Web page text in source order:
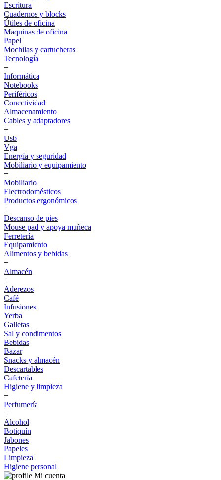
Escritura
Cuadernos y blocks
Útiles de oficina
Maquinas de oficina
Papel
Mochilas y cartucheras
Tecnología
+
Informática
Notebooks
Periféricos
Conectividad
Almacenamiento
Cables y adaptadores
+
Usb
Vga
Energía y seguridad
Mobiliario y equipamiento
+
Mobiliario
Electrodomésticos
Productos ergonómicos
+
Descanso de pies
Mouse pad y apoya muñeca
Ferretería
Equipamiento
Alimentos y bebidas
+
Almacén
+
Aderezos
Café
Infusiones
Yerba
Galletas
Sal y condimentos
Bebidas
Bazar
Snacks y almacén
Descartables
Cafetería
Higiene y limpieza
+
Perfumería
+
Alcohol
Botiquín
Jabones
Papeles
Limpieza
Higiene personal
Mi cuenta